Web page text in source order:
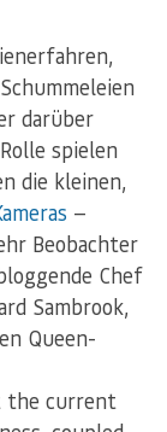
darüber
spielen
die kleinen,
—
Beobachter
Chef
Sambrook,
Queen-
the current